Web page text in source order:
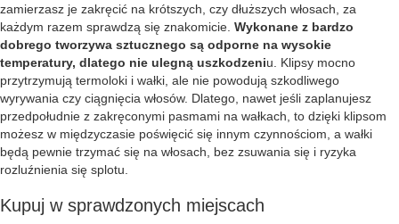
zamierzasz je zakręcić na krótszych, czy dłuższych włosach, za
każdym razem sprawdzą się znakomicie. Wykonane z bardzo
dobrego tworzywa sztucznego są odporne na wysokie
temperatury, dlatego nie ulegną uszkodzeniu. Klipsy mocno
przytrzymują termoloki i wałki, ale nie powodują szkodliwego
wyrywania czy ciągnięcia włosów. Dlatego, nawet jeśli zaplanujesz
przedpołudnie z zakręconymi pasmami na wałkach, to dzięki klipsom
możesz w międzyczasie poświęcić się innym czynnościom, a wałki
będą pewnie trzymać się na włosach, bez zsuwania się i ryzyka
rozluźnienia się splotu.
Kupuj w sprawdzonych miejscach